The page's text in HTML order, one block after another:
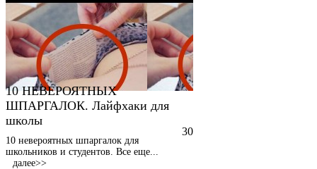
10 НЕВЕРОЯТНЫХ
ШПАРГАЛОК. Лайфхаки для
школы
30
10 невероятных шпаргалок для
школьников и студентов. Все еще
далее>>